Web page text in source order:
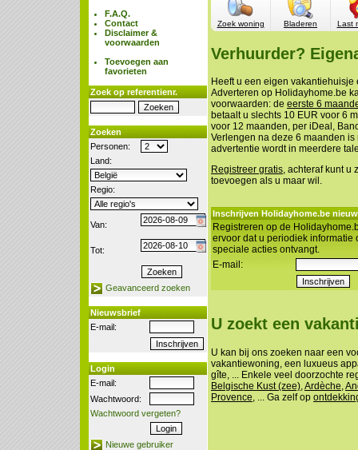
F.A.Q.
Contact
Disclaimer &
voorwaarden
Toevoegen aan
favorieten
Zoek op referentienr.
Zoeken
Personen:
Land:
Regio:
Van:
Tot:
Geavanceerd zoeken
Nieuwsbrief
E-mail:
Login
E-mail:
Wachtwoord:
Wachtwoord vergeten?
Nieuwe gebruiker
Zoek woning Bladeren Last
Verhuurder?
Heeft u een eigen
Adverteren op Holidayhome.be
voorwaarden: de eerste 6
betaalt u slechts 10 EUR voor 6
voor 12 maanden, per iDeal,
Verlengen na deze 6 maanden is
advertentie wordt in meerdere
Registreer gratis, achteraf kunt u
toevoegen als u maar wil.
Inschrijven Holidayhome.be
Registreren op de
ervoor dat u periodiek informatie
speciale acties ontvangt.
E-mail:
U zoekt een
U kan bij ons zoeken naar een
vakantiewoning, een luxueus
gîte, ... Enkele veel doorzochte
Belgische Kust (zee) Ardèche
Provence , ... Ga zelf op